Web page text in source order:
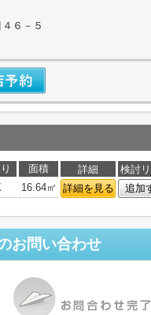
６－５
面積 詳細
検討
16.64㎡ 詳細を見る 追加
お問い合わせ